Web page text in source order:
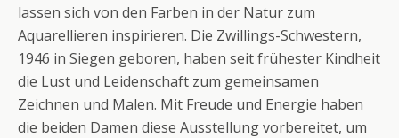
lassen sich von den Farben in der Natur zum
Aquarellieren inspirieren. Die Zwillings-Schwestern,
1946 in Siegen geboren, haben seit frühester Kindheit
die Lust und Leidenschaft zum gemeinsamen
Zeichnen und Malen. Mit Freude und Energie haben
die beiden Damen diese Ausstellung vorbereitet, um